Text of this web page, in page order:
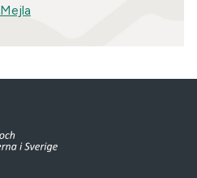
Mejla